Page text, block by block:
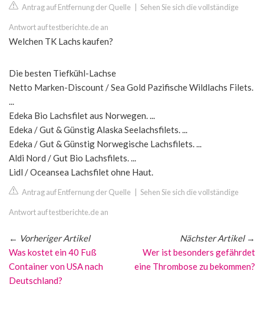
Antrag auf Entfernung der Quelle Sehen Sie sich die vollständige
Antwort auf testberichte.de an
Welchen TK Lachs kaufen?
Die besten Tiefkühl-Lachse
Netto Marken-Discount / Sea Gold Pazifische Wildlachs Filets.
...
Edeka Bio Lachsfilet aus Norwegen. ...
Edeka / Gut & Günstig Alaska Seelachsfilets. ...
Edeka / Gut & Günstig Norwegische Lachsfilets. ...
Aldi Nord / Gut Bio Lachsfilets. ...
Lidl / Oceansea Lachsfilet ohne Haut.
Antrag auf Entfernung der Quelle Sehen Sie sich die vollständige
Antwort auf testberichte.de an
← Vorheriger Artikel
Was kostet ein 40 Fuß
Container von USA nach
Deutschland?
Nächster Artikel→
Wer ist besonders gefährdet
eine Thrombose zu bekommen?